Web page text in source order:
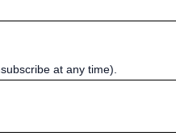
at any time).